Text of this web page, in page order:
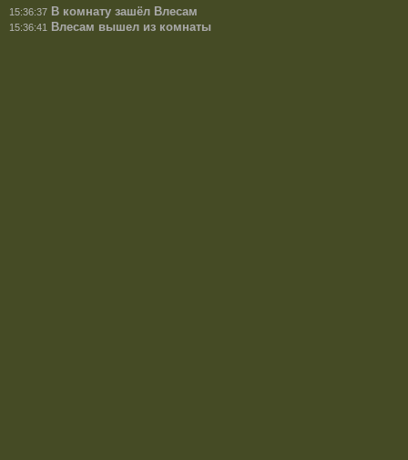
15:36:37 В комнату зашёл Влесам
15:36:41 Влесам вышел из комнаты